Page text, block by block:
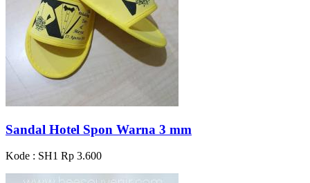
Sandal Hotel Spon Warna 3 mm
Kode : SH1 Rp 3.600